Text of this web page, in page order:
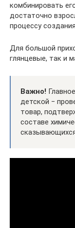
комбинировать
достаточно
процессу
Для большой
глянцевые, так и
Важно!
детской ‒
товар,
составе